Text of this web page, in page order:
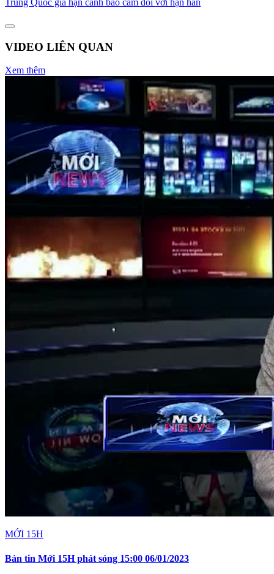
VIDEO LIÊN QUAN
Xem thêm
MỚI 15H
Bản tin Mới 15H phát sóng 15:00 06/01/2023